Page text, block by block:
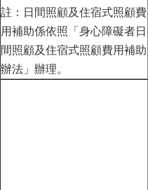
註：日間照顧及住宿式照顧費
用補助係依照「身心障礙者日
間照顧及住宿式照顧費用補助
辦法」辦理。